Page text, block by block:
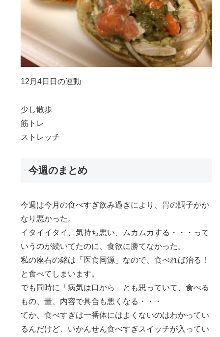
12月4日日の運動
少し散歩
筋トレ
ストレッチ
今週のまとめ
今週は今月の食べすぎ飲み過ぎにより、胃の調子がか
なり悪かった。
イタイイタイ、気持ち悪い、ムカムカする・・・って
いうのが続いてたのに、食欲に勝てなかった。
私の座右の銘は「医食同源」なので、食べれば治る！
と食べてしまいます。
でも同時に「病気は口から」とも思っていて、食べる
もの、量、内容で具合も悪くなる・・・
てか、食べすぎは一番体にはよくないのはわかってい
るんだけど、いかんせん食べすぎスイッチが入ってい